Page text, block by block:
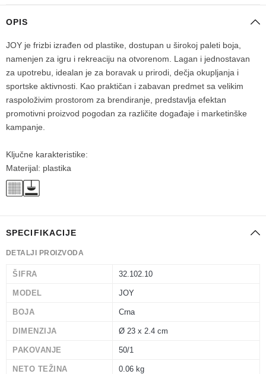
OPIS
JOY je frizbi izrađen od plastike, dostupan u širokoj paleti boja,
namenjen za igru i rekreaciju na otvorenom. Lagan i jednostavan
za upotrebu, idealan je za boravak u prirodi, dečja okupljanja i
sportske aktivnosti. Kao praktičan i zabavan predmet sa velikim
raspoloživim prostorom za brendiranje, predstavlja efektan
promotivni proizvod pogodan za različite događaje i marketinške
kampanje.
Ključne karakteristike:
Materijal: plastika
SPECIFIKACIJE
DETALJI PROIZVODA
ŠIFRA 32.102.10
MODEL JOY
BOJA Crna
DIMENZIJA Ø 23 x 2.4 cm
PAKOVANJE 50/1
NETO TEŽINA 0.06 kg